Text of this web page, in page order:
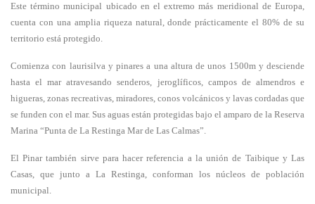
Este término municipal ubicado en el extremo más meridional de Europa,
cuenta con una amplia riqueza natural, donde prácticamente el 80% de su
territorio está protegido.
Comienza con laurisilva y pinares a una altura de unos 1500m y desciende
hasta el mar atravesando senderos, jeroglíficos, campos de almendros e
higueras, zonas recreativas, miradores, conos volcánicos y lavas cordadas que
se funden con el mar. Sus aguas están protegidas bajo el amparo de la Reserva
Marina “Punta de La Restinga Mar de Las Calmas”.
El Pinar también sirve para hacer referencia a la unión de Taibique y Las
Casas, que junto a La Restinga, conforman los núcleos de población
municipal.